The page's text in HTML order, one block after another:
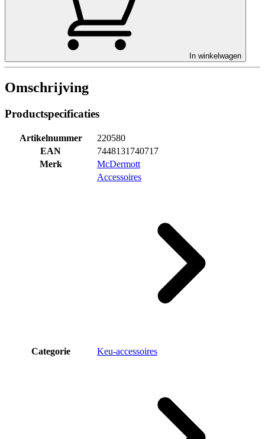
In winkelwagen
Omschrijving
Productspecificaties
Artikelnummer
220580
EAN
7448131740717
Merk
McDermott
Categorie
Accessoires
Keu-accessoires